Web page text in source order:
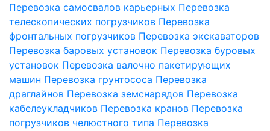
Перевозка самосвалов карьерных Перевозка
телескопических погрузчиков Перевозка
фронтальных погрузчиков Перевозка экскаваторов
Перевозка баровых установок Перевозка буровых
установок Перевозка валочно пакетирующих
машин Перевозка грунтососа Перевозка
драглайнов Перевозка земснарядов Перевозка
кабелеукладчиков Перевозка кранов Перевозка
погрузчиков челюстного типа Перевозка